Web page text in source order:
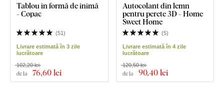
Tablou în formă de inimă
- Copac
(51)
Livrare estimată în 3 zile
lucrătoare
de la 76,60 lei
102,20 lei
Autocolant din lemn
pentru perete 3D - Home
Sweet Home
(5)
Livrare estimată în 4 zile
lucrătoare
de la 90,40 lei
120,50 lei